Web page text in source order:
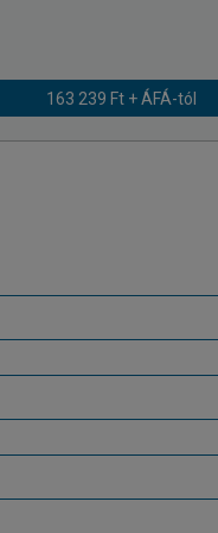
163 239 Ft + ÁFÁ-tól